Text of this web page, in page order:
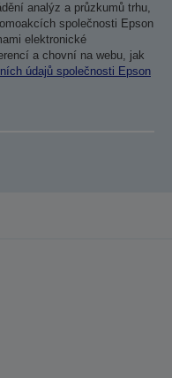
analýz a průzkumů trhu,
společnosti Epson
elektronické
a chovní na webu, jak
údajů společnosti Epson